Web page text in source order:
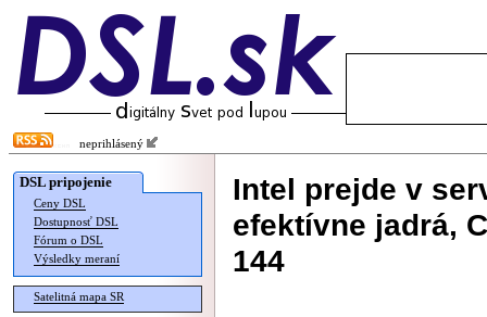
neprihlásený
DSL pripojenie
Ceny DSL
Dostupnosť DSL
Fórum o DSL
Výsledky meraní
Satelitná mapa SR
Intel prejde v
efektívne jadrá,
144